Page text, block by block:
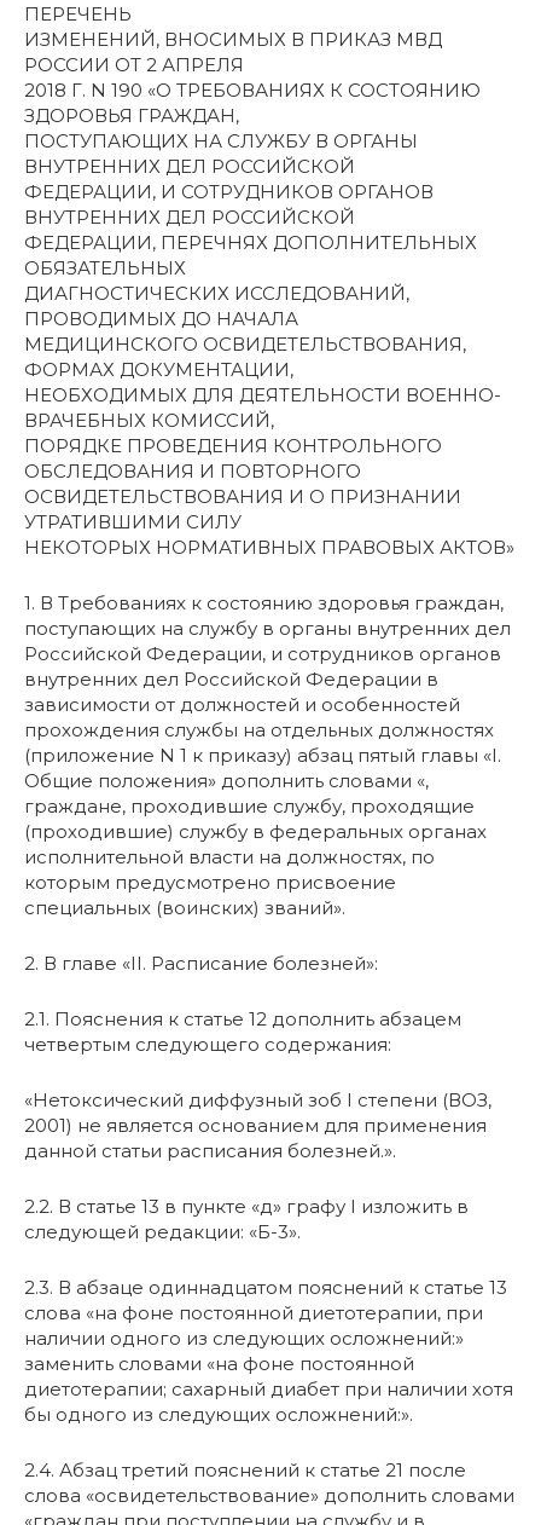
ПЕРЕЧЕНЬ
ИЗМЕНЕНИЙ, ВНОСИМЫХ В ПРИКАЗ МВД
РОССИИ ОТ 2 АПРЕЛЯ
2018 Г. N 190 «О ТРЕБОВАНИЯХ К СОСТОЯНИЮ
ЗДОРОВЬЯ ГРАЖДАН,
ПОСТУПАЮЩИХ НА СЛУЖБУ В ОРГАНЫ
ВНУТРЕННИХ ДЕЛ РОССИЙСКОЙ
ФЕДЕРАЦИИ, И СОТРУДНИКОВ ОРГАНОВ
ВНУТРЕННИХ ДЕЛ РОССИЙСКОЙ
ФЕДЕРАЦИИ, ПЕРЕЧНЯХ ДОПОЛНИТЕЛЬНЫХ
ОБЯЗАТЕЛЬНЫХ
ДИАГНОСТИЧЕСКИХ ИССЛЕДОВАНИЙ,
ПРОВОДИМЫХ ДО НАЧАЛА
МЕДИЦИНСКОГО ОСВИДЕТЕЛЬСТВОВАНИЯ,
ФОРМАХ ДОКУМЕНТАЦИИ,
НЕОБХОДИМЫХ ДЛЯ ДЕЯТЕЛЬНОСТИ ВОЕННО-
ВРАЧЕБНЫХ КОМИССИЙ,
ПОРЯДКЕ ПРОВЕДЕНИЯ КОНТРОЛЬНОГО
ОБСЛЕДОВАНИЯ И ПОВТОРНОГО
ОСВИДЕТЕЛЬСТВОВАНИЯ И О ПРИЗНАНИИ
УТРАТИВШИМИ СИЛУ
НЕКОТОРЫХ НОРМАТИВНЫХ ПРАВОВЫХ АКТОВ»
1. В Требованиях к состоянию здоровья граждан,
поступающих на службу в органы внутренних дел
Российской Федерации, и сотрудников органов
внутренних дел Российской Федерации в
зависимости от должностей и особенностей
прохождения службы на отдельных должностях
(приложение N 1 к приказу) абзац пятый главы «I.
Общие положения» дополнить словами «,
граждане, проходившие службу, проходящие
(проходившие) службу в федеральных органах
исполнительной власти на должностях, по
которым предусмотрено присвоение
специальных (воинских) званий».
2. В главе «II. Расписание болезней»:
2.1. Пояснения к статье 12 дополнить абзацем
четвертым следующего содержания:
«Нетоксический диффузный зоб I степени (ВОЗ,
2001) не является основанием для применения
данной статьи расписания болезней.».
2.2. В статье 13 в пункте «д» графу I изложить в
следующей редакции: «Б-3».
2.3. В абзаце одиннадцатом пояснений к статье 13
слова «на фоне постоянной диетотерапии, при
наличии одного из следующих осложнений:»
заменить словами «на фоне постоянной
диетотерапии; сахарный диабет при наличии хотя
бы одного из следующих осложнений:».
2.4. Абзац третий пояснений к статье 21 после
слова «освидетельствование» дополнить словами